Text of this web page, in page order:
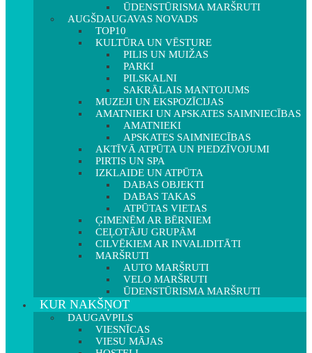
ŪDENSTŪRISMA MARŠRUTI
AUGŠDAUGAVAS NOVADS
TOP10
KULTŪRA UN VĒSTURE
PILIS UN MUIŽAS
PARKI
PILSKALNI
SAKRĀLAIS MANTOJUMS
MUZEJI UN EKSPOZĪCIJAS
AMATNIEKI UN APSKATES SAIMNIECĪBAS
AMATNIEKI
APSKATES SAIMNIECĪBAS
AKTĪVĀ ATPŪTA UN PIEDZĪVOJUMI
PIRTIS UN SPA
IZKLAIDE UN ATPŪTA
DABAS OBJEKTI
DABAS TAKAS
ATPŪTAS VIETAS
ĢIMENĒM AR BĒRNIEM
CEĻOTĀJU GRUPĀM
CILVĒKIEM AR INVALIDITĀTI
MARŠRUTI
AUTO MARŠRUTI
VELO MARŠRUTI
ŪDENSTŪRISMA MARŠRUTI
KUR NAKŠŅOT
DAUGAVPILS
VIESNĪCAS
VIESU MĀJAS